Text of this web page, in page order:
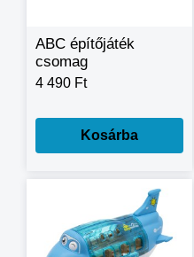
ABC építőjáték
csomag
4 490 Ft
Kosárba